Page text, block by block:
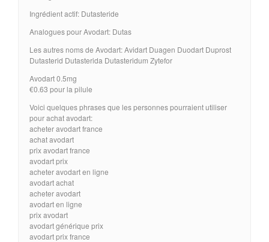
Ingrédient actif: Dutasteride
Analogues pour Avodart: Dutas
Les autres noms de Avodart: Avidart Duagen Duodart Duprost
Dutasterid Dutasterida Dutasteridum Zytefor
Avodart 0.5mg
€0.63 pour la pilule
Voici quelques phrases que les personnes pourraient utiliser
pour achat avodart:
acheter avodart france
achat avodart
prix avodart france
avodart prix
acheter avodart en ligne
avodart achat
acheter avodart
avodart en ligne
prix avodart
avodart générique prix
avodart prix france